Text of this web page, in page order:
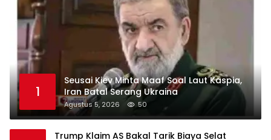
1
Seusai Kiev Minta Maaf Soal Laut Kaspia,
Iran Batal Serang Ukraina
Agustus 5, 2026 50
Trump Klaim AS Bakal Tarik Biaya Selat